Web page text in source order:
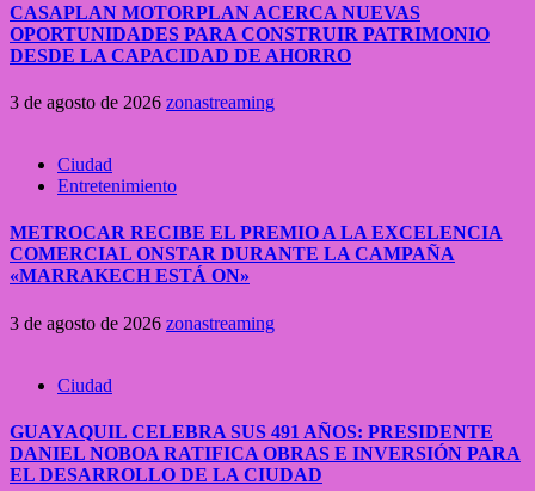
CASAPLAN MOTORPLAN ACERCA NUEVAS
OPORTUNIDADES PARA CONSTRUIR PATRIMONIO
DESDE LA CAPACIDAD DE AHORRO
3 de agosto de 2026 zonastreaming
Ciudad
Entretenimiento
METROCAR RECIBE EL PREMIO A LA EXCELENCIA
COMERCIAL ONSTAR DURANTE LA CAMPAÑA
«MARRAKECH ESTÁ ON»
3 de agosto de 2026 zonastreaming
Ciudad
GUAYAQUIL CELEBRA SUS 491 AÑOS: PRESIDENTE
DANIEL NOBOA RATIFICA OBRAS E INVERSIÓN PARA
EL DESARROLLO DE LA CIUDAD